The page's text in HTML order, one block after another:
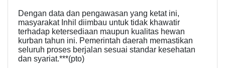
Dengan data dan pengawasan yang ketat ini,
masyarakat Inhil diimbau untuk tidak khawatir
terhadap ketersediaan maupun kualitas hewan
kurban tahun ini. Pemerintah daerah memastikan
seluruh proses berjalan sesuai standar kesehatan
dan syariat.***(pto)